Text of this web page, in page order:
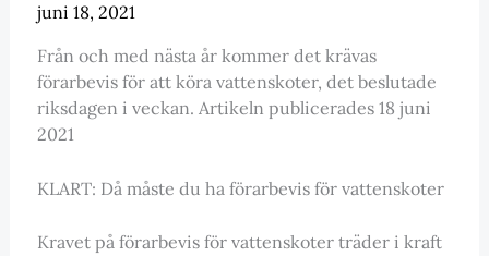
juni 18, 2021
Från och med nästa år kommer det krävas
förarbevis för att köra vattenskoter, det beslutade
riksdagen i veckan. Artikeln publicerades 18 juni
2021
KLART: Då måste du ha förarbevis för vattenskoter
Kravet på förarbevis för vattenskoter träder i kraft